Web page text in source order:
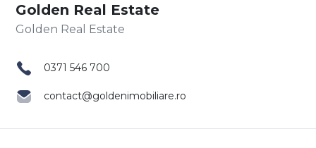
Golden Real Estate
0371 546 700
contact@goldenimobiliare.ro